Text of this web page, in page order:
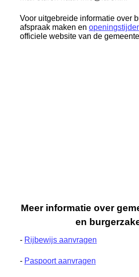
Voor uitgebreide informatie over
afspraak maken en
officiele website van de
Meer informatie over
en
- Rijbewijs aanvragen
- Paspoort aanvragen